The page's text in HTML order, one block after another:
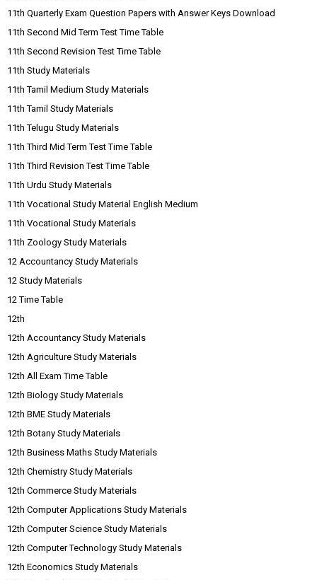
11th Quarterly Exam Question Papers with Answer Keys Download
11th Second Mid Term Test Time Table
11th Second Revision Test Time Table
11th Study Materials
11th Tamil Medium Study Materials
11th Tamil Study Materials
11th Telugu Study Materials
11th Third Mid Term Test Time Table
11th Third Revision Test Time Table
11th Urdu Study Materials
11th Vocational Study Material English Medium
11th Vocational Study Materials
11th Zoology Study Materials
12 Accountancy Study Materials
12 Study Materials
12 Time Table
12th
12th Accountancy Study Materials
12th Agriculture Study Materials
12th All Exam Time Table
12th Biology Study Materials
12th BME Study Materials
12th Botany Study Materials
12th Business Maths Study Materials
12th Chemistry Study Materials
12th Commerce Study Materials
12th Computer Applications Study Materials
12th Computer Science Study Materials
12th Computer Technology Study Materials
12th Economics Study Materials